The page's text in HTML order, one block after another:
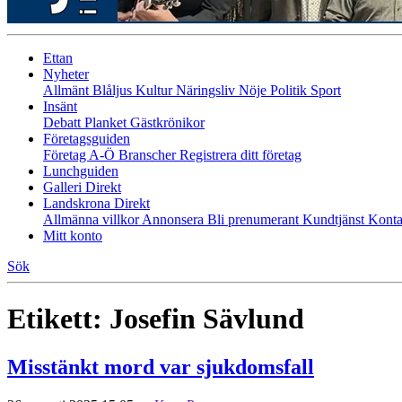
Ettan
Nyheter
Allmänt Blåljus KulturNäringsliv Nöje Politik Sport
Insänt
Debatt Planket Gästkrönikor
Företagsguiden
Företag A-Ö BranscherRegistrera ditt företag
Lunchguiden
Galleri Direkt
Landskrona Direkt
Allmänna villkorAnnonsera Bli prenumerant Kundtjänst
Mitt konto
Sök
Etikett: Josefin Sävlund
Misstänkt mord var sjukdomsfall